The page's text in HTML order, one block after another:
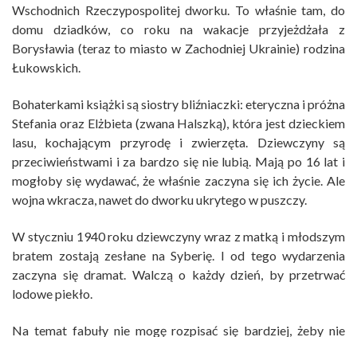
Wschodnich Rzeczypospolitej dworku. To właśnie tam, do
domu dziadków, co roku na wakacje przyjeżdżała z
Borysławia (teraz to miasto w Zachodniej Ukrainie) rodzina
Łukowskich.
Bohaterkami książki są siostry bliźniaczki: eteryczna i próżna
Stefania oraz Elżbieta (zwana Halszką), która jest dzieckiem
lasu, kochającym przyrodę i zwierzęta. Dziewczyny są
przeciwieństwami i za bardzo się nie lubią. Mają po 16 lat i
mogłoby się wydawać, że właśnie zaczyna się ich życie. Ale
wojna wkracza, nawet do dworku ukrytego w puszczy.
W styczniu 1940 roku dziewczyny wraz z matką i młodszym
bratem zostają zesłane na Syberię. I od tego wydarzenia
zaczyna się dramat. Walczą o każdy dzień, by przetrwać
lodowe piekło.
Na temat fabuły nie mogę rozpisać się bardziej, żeby nie